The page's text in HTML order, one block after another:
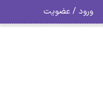
ورود / عضویت